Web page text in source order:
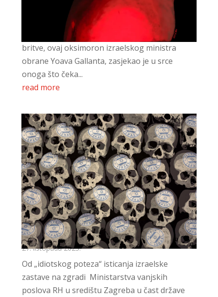
Do posljednjeg Palestinca
3. studenoga 2023.
Ratujemo protiv ljudskih životinja. Oštar poput
britve, ovaj oksimoron izraelskog ministra
obrane Yoava Gallanta, zasjekao je u srce
onoga što čeka...
read more
Četiri jahača apokalipse
27. listopada 2023.
Od „idiotskog poteza“ isticanja izraelske
zastave na zgradi Ministarstva vanjskih
poslova RH u središtu Zagreba u čast države